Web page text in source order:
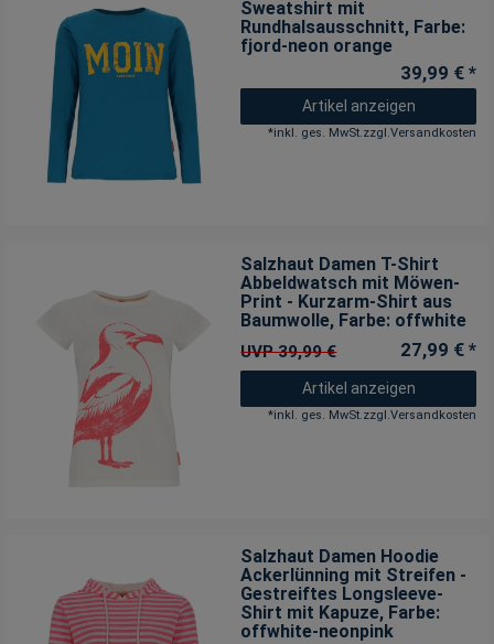
Sweatshirt mit
Rundhalsausschnitt, Farbe:
fjord-neon orange
39,99 € *
Artikel anzeigen
*inkl. ges. MwSt.zzgl.Versandkosten
Salzhaut Damen T-Shirt
Abbeldwatsch mit Möwen-
Print - Kurzarm-Shirt aus
Baumwolle, Farbe: offwhite
UVP 39,99 € 27,99 € *
Artikel anzeigen
*inkl. ges. MwSt. zzgl. Versandkosten
Salzhaut Damen Hoodie
Ackerlünning mit Streifen -
Gestreiftes Longsleeve-
Shirt mit Kapuze, Farbe:
offwhite-neonpink